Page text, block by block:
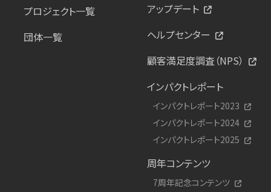
プロジェクト一覧
団体一覧
アップデート
ヘルプセンター
顧客満足度調査（NPS）
インパクトレポート
インパクトレポート2023
インパクトレポート2024
インパクトレポート2025
周年コンテンツ
7周年記念コンテンツ